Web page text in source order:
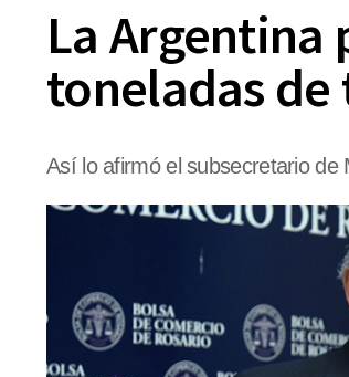
La Argentina
toneladas de
Así lo afirmó el subsecretario de